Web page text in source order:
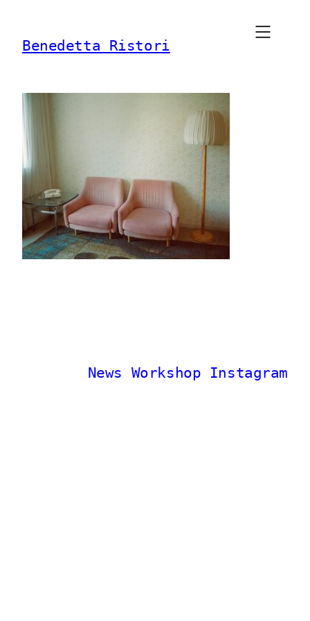
contenuto
Benedetta Ristori
News Workshop Instagram